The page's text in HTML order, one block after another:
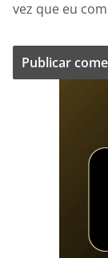
vez que eu